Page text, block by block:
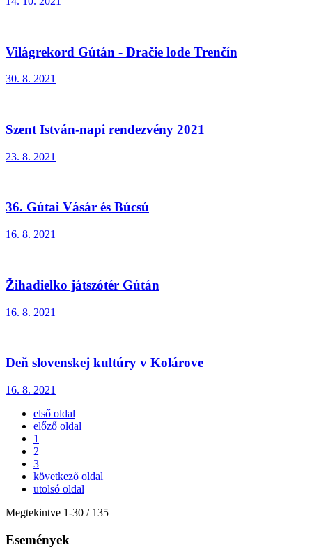
Világrekord Gútán - Dračie lode Trenčín
30. 8. 2021
Szent István-napi rendezvény 2021
23. 8. 2021
36. Gútai Vásár és Búcsú
16. 8. 2021
Žihadielko játszótér Gútán
16. 8. 2021
Deň slovenskej kultúry v Kolárove
16. 8. 2021
első oldal
előző oldal
1
2
3
következő oldal
utolsó oldal
Megtekintve 1-30 / 135
Események